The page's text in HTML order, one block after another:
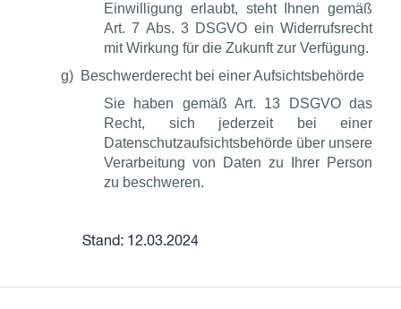
Einwilligung erlaubt, steht Ihnen gemäß
Art. 7 Abs. 3 DSGVO ein Widerrufsrecht
mit Wirkung für die Zukunft zur Verfügung.
g) Beschwerderecht bei einer Aufsichtsbehörde
Sie haben gemäß Art. 13 DSGVO das
Recht, sich jederzeit bei einer
Datenschutzaufsichtsbehörde über unsere
Verarbeitung von Daten zu Ihrer Person
zu beschweren.
Stand: 12.03.2024